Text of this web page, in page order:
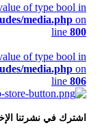
of type bool in
media.php on
line 800
of type bool in
media.php on
line 806
اشترك في نشرتنا